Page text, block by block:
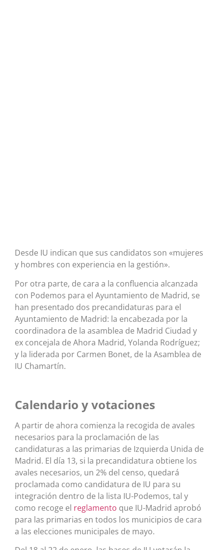
Desde IU indican que sus candidatos son «mujeres
y hombres con experiencia en la gestión».
Por otra parte, de cara a la confluencia alcanzada
con Podemos para el Ayuntamiento de Madrid, se
han presentado dos precandidaturas para el
Ayuntamiento de Madrid: la encabezada por la
coordinadora de la asamblea de Madrid Ciudad y
ex concejala de Ahora Madrid, Yolanda Rodríguez;
y la liderada por Carmen Bonet, de la Asamblea de
IU Chamartín.
Calendario y votaciones
A partir de ahora comienza la recogida de avales
necesarios para la proclamación de las
candidaturas a las primarias de Izquierda Unida de
Madrid. El día 13, si la precandidatura obtiene los
avales necesarios, un 2% del censo, quedará
proclamada como candidatura de IU para su
integración dentro de la lista IU-Podemos, tal y
como recoge el reglamento que IU-Madrid aprobó
para las primarias en todos los municipios de cara
a las elecciones municipales de mayo.